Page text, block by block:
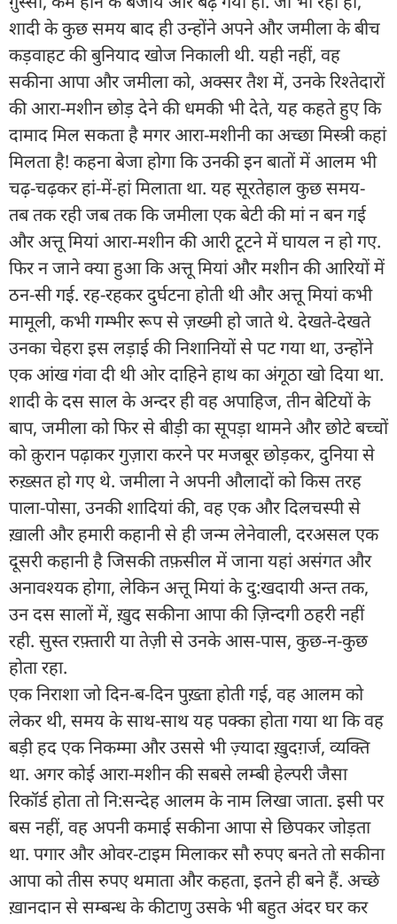
शादी के कुछ समय बाद ही उन्होंने अपने और जमीला के बीच
कड़वाहट की बुनियाद खोज निकाली थी. यही नहीं, वह
सकीना आपा और जमीला को, अक्सर तैश में, उनके रिश्तेदारों
की आरा-मशीन छोड़ देने की धमकी भी देते, यह कहते हुए कि
दामाद मिल सकता है मगर आरा-मशीनी का अच्छा मिस्त्री कहां
मिलता है! कहना बेजा होगा कि उनकी इन बातों में आलम भी
चढ़-चढ़कर हां-में-हां मिलाता था. यह सूरतेहाल कुछ समय-
तब तक रही जब तक कि जमीला एक बेटी की मां न बन गई
और अत्तू मियां आरा-मशीन की आरी टूटने में घायल न हो गए.
फिर न जाने क्या हुआ कि अत्तू मियां और मशीन की आरियों में
ठन-सी गई. रह-रहकर दुर्घटना होती थी और अत्तू मियां कभी
मामूली, कभी गम्भीर रूप से ज़ख्मी हो जाते थे. देखते-देखते
उनका चेहरा इस लड़ाई की निशानियों से पट गया था, उन्होंने
एक आंख गंवा दी थी ओर दाहिने हाथ का अंगूठा खो दिया था.
शादी के दस साल के अन्दर ही वह अपाहिज, तीन बेटियों के
बाप, जमीला को फिर से बीड़ी का सूपड़ा थामने और छोटे बच्चों
को क़ुरान पढ़ाकर गुज़ारा करने पर मजबूर छोड़कर, दुनिया से
रुख़्सत हो गए थे. जमीला ने अपनी औलादों को किस तरह
पाला-पोसा, उनकी शादियां की, वह एक और दिलचस्पी से
ख़ाली और हमारी कहानी से ही जन्म लेनेवाली, दरअसल एक
दूसरी कहानी है जिसकी तफ़सील में जाना यहां असंगत और
अनावश्यक होगा, लेकिन अत्तू मियां के दु:खदायी अन्त तक,
उन दस सालों में, ख़ुद सकीना आपा की ज़िन्दगी ठहरी नहीं
रही. सुस्त रफ़्तारी या तेज़ी से उनके आस-पास, कुछ-न-कुछ
होता रहा.
एक निराशा जो दिन-ब-दिन पुख़्ता होती गई, वह आलम को
लेकर थी, समय के साथ-साथ यह पक्का होता गया था कि वह
बड़ी हद एक निकम्मा और उससे भी ज़्यादा ख़ुदग़र्ज, व्यक्ति
था. अगर कोई आरा-मशीन की सबसे लम्बी हेल्परी जैसा
रिकॉर्ड होता तो नि:सन्देह आलम के नाम लिखा जाता. इसी पर
बस नहीं, वह अपनी कमाई सकीना आपा से छिपकर जोड़ता
था. पगार और ओवर-टाइम मिलाकर सौ रुपए बनते तो सकीना
आपा को तीस रुपए थमाता और कहता, इतने ही बने हैं. अच्छे
ख़ानदान से सम्बन्ध के कीटाणु उसके भी बहुत अंदर घर कर